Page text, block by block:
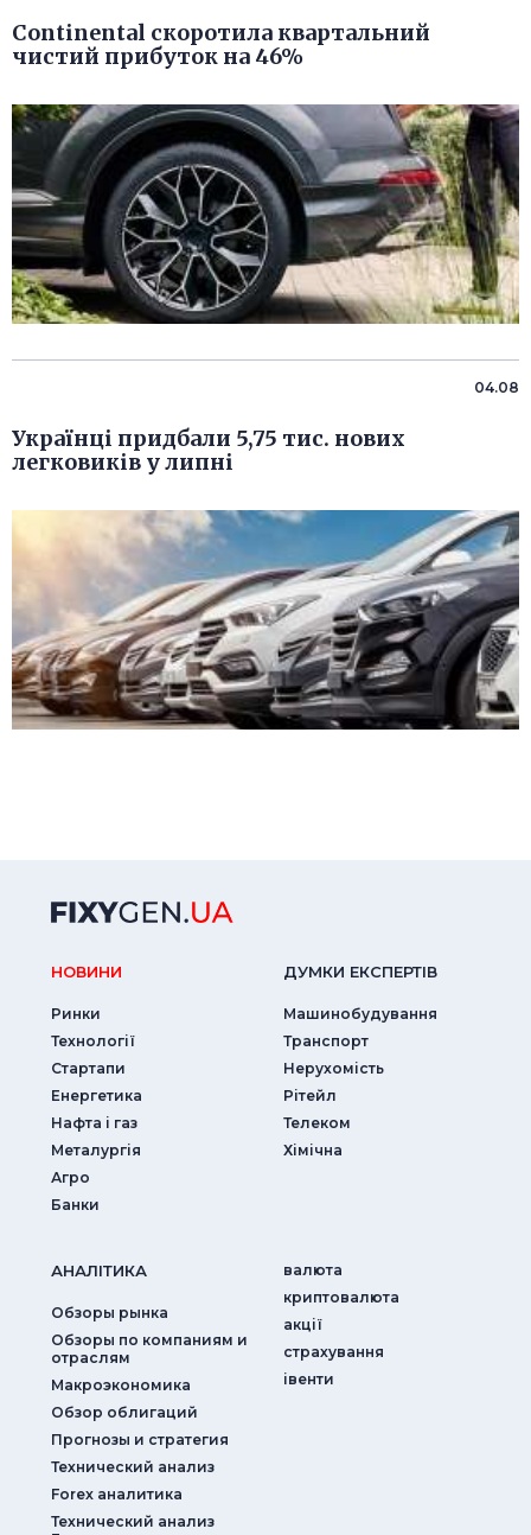
Continental скоротила квартальний
чистий прибуток на 46%
04.08
Українці придбали 5,75 тис. нових
легковиків у липні
НОВИНИ
Ринки
Технології
Стартапи
Енергетика
Нафта і газ
Металургія
Агро
Банки
ДУМКИ ЕКСПЕРТIВ
Машинобудування
Транспорт
Нерухомість
Рітейл
Телеком
Хімічна
АНАЛIТИКА
Обзоры рынка
Обзоры по компаниям и
отраслям
Макроэкономика
Обзор облигаций
Прогнозы и стратегия
Технический анализ
Forex аналитика
Технический анализ
валюта
криптовалюта
акції
страхування
iвенти